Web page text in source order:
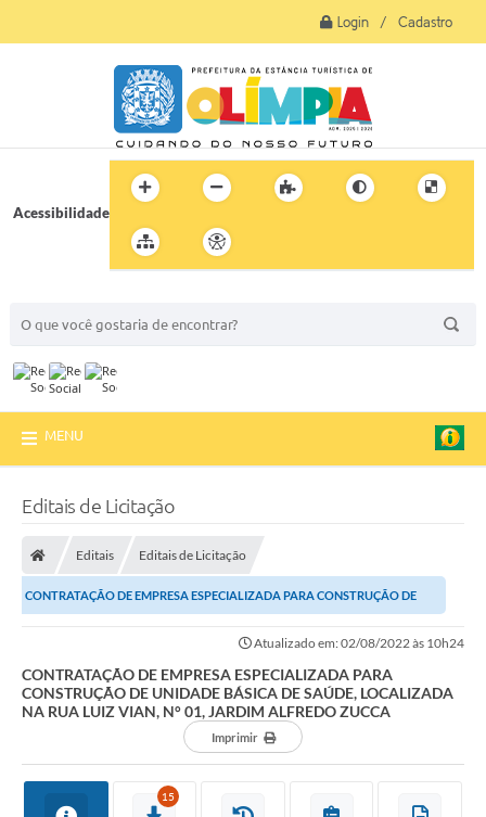
Login / Cadastro
Acessibilidade
MENU
Editais de Licitação
Editais Editais de Licitação
CONTRATAÇÃO DE EMPRESA ESPECIALIZADA PARA CONSTRUÇÃO DE
Atualizado em: 02/08/2022 às 10h24
CONTRATAÇÃO DE EMPRESA ESPECIALIZADA PARA
CONSTRUÇÃO DE UNIDADE BÁSICA DE SAÚDE, LOCALIZADA
NA RUA LUIZ VIAN, N° 01, JARDIM ALFREDO ZUCCA
Imprimir
15